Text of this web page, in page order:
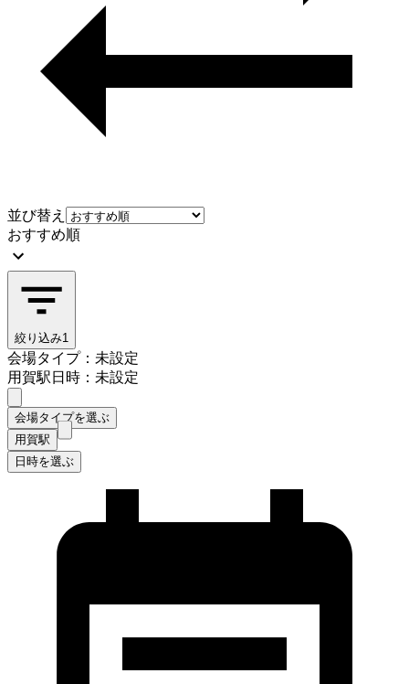
並び替え
おすすめ順
絞り込み1
会場タイプ：未設定
用賀駅日時：未設定
会場タイプを選ぶ
用賀駅
日時を選ぶ